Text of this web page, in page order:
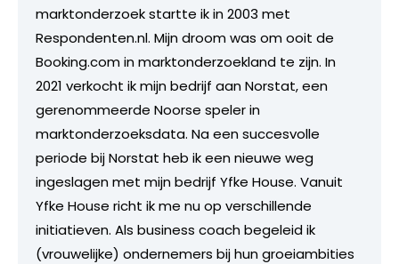
marktonderzoek startte ik in 2003 met
Respondenten.nl. Mijn droom was om ooit de
Booking.com in marktonderzoekland te zijn. In
2021 verkocht ik mijn bedrijf aan Norstat, een
gerenommeerde Noorse speler in
marktonderzoeksdata. Na een succesvolle
periode bij Norstat heb ik een nieuwe weg
ingeslagen met mijn bedrijf Yfke House. Vanuit
Yfke House richt ik me nu op verschillende
initiatieven. Als business coach begeleid ik
(vrouwelijke) ondernemers bij hun groeiambities